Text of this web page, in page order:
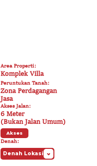
Area Properti:
Komplek Villa
Peruntukan Tanah:
Zona Perdagangan
Jasa
Akses Jalan:
6 Meter
(Bukan Jalan Umum)
Akses
Denah:
Denah Lokasi